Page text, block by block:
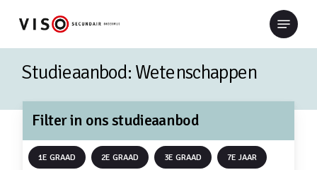
main
content
Menu
Studieaanbod: Wetenschappen
Filter in ons studieaanbod
1E GRAAD 2E GRAAD 3E GRAAD 7E JAAR